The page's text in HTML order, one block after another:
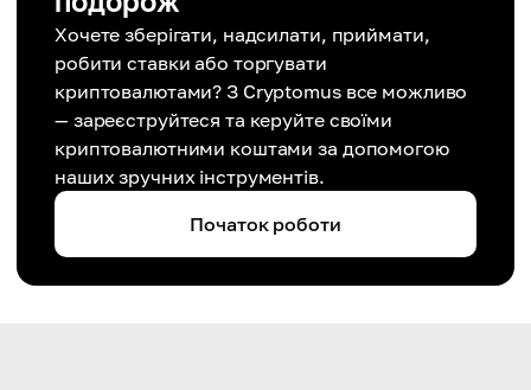
Хочете зберігати, надсилати, приймати,
робити ставки або торгувати
криптовалютами? З Cryptomus все можливо
— зареєструйтеся та керуйте своїми
криптовалютними коштами за допомогою
наших зручних інструментів.
Початок роботи